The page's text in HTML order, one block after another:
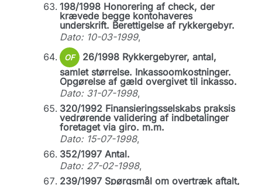
198/1998 Honorering af check, der
krævede begge kontohaveres
underskrift. Berettigelse af rykkergebyr.
Dato: 10-03-1999,
OF
26/1998 Rykkergebyrer, antal,
samlet størrelse. Inkassoomkostninger.
Opgørelse af gæld overgivet til inkasso.
Dato: 31-07-1998,
320/1992 Finansieringsselskabs praksis
vedrørende validering af indbetalinger
foretaget via giro. m.m.
Dato: 15-07-1998,
352/1997 Antal.
Dato: 27-02-1998,
239/1997 Spørgsmål om overtræk aftalt,